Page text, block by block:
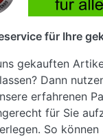
für Ihre
gekauften
Dann
erfahrenen
für Sie
So